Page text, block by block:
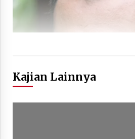
Kajian Lainnya